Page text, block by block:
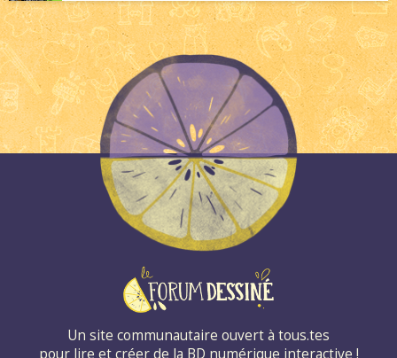
Un site communautaire ouvert à tous.tes
pour lire et créer de la BD numérique interactive !